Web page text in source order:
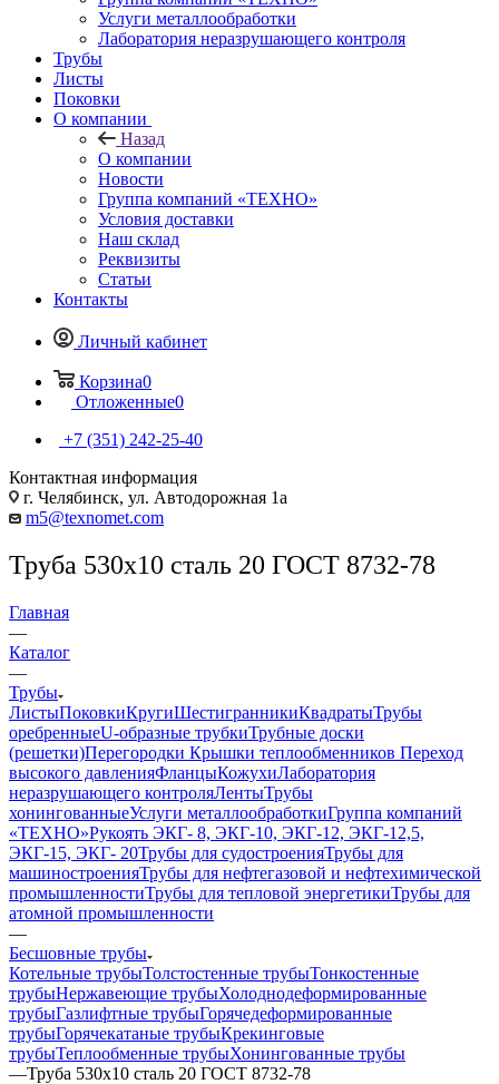
Услуги металлообработки
Лаборатория неразрушающего контроля
Трубы
Листы
Поковки
О компании
Назад
О компании
Новости
Группа компаний «ТЕХНО»
Условия доставки
Наш склад
Реквизиты
Статьи
Контакты
Личный кабинет
Корзина0
Отложенные0
+7 (351) 242-25-40
Контактная информация
г. Челябинск, ул. Автодорожная 1а
m5@texnomet.com
Труба 530х10 сталь 20 ГОСТ 8732-78
Главная
—
Каталог
—
Трубы
ЛистыПоковкиКругиШестигранникиКвадратыТрубы
оребренныеU-образные трубкиТрубные доски
(решетки)Перегородки Крышки теплообменников Переход
высокого давленияФланцыКожухиЛаборатория
неразрушающего контроляЛентыТрубы
хонингованныеУслуги металлообработкиГруппа компаний
«ТЕХНО»Рукоять ЭКГ- 8, ЭКГ-10, ЭКГ-12, ЭКГ-12,5,
ЭКГ-15, ЭКГ- 20Трубы для судостроенияТрубы для
машиностроенияТрубы для нефтегазовой и нефтехимической
промышленностиТрубы для тепловой энергетикиТрубы для
атомной промышленности
—
Бесшовные трубы
Котельные трубыТолстостенные трубыТонкостенные
трубыНержавеющие трубыХолоднодеформированные
трубыГазлифтные трубыГорячедеформированные
трубыГорячекатаные трубыКрекинговые
трубыТеплообменные трубыХонингованные трубы
—Труба 530х10 сталь 20 ГОСТ 8732-78